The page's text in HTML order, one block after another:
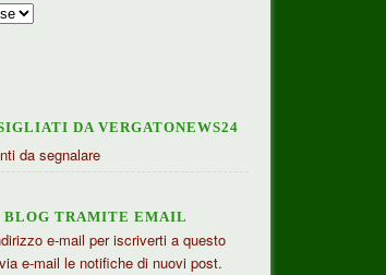
DA VERGATONEWS24
da segnalare
TRAMITE EMAIL
e-mail per iscriverti a questo
e-mail le notifiche di nuovi post.